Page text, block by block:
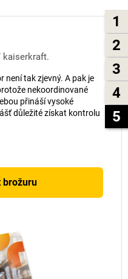
1
2
3
4
5
kaiserkraft.
není tak zjevný. A pak je
nekoordinované
přináší vysoké
důležité získat kontrolu
brožuru